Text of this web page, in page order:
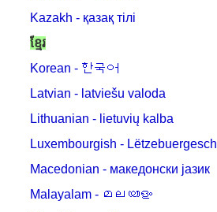
Kazakh - қазақ тілі
ខ្មែរ
Korean - 한국어
Latvian - latviešu valoda
Lithuanian - lietuvių kalba
Luxembourgish - Lëtzebuergesch
Macedonian - македонски јазик
Malayalam - മലയാളം